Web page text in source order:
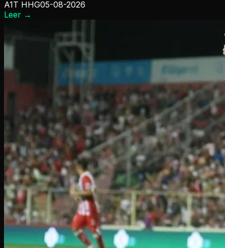
A1T HHG05-08-2026
Leer →